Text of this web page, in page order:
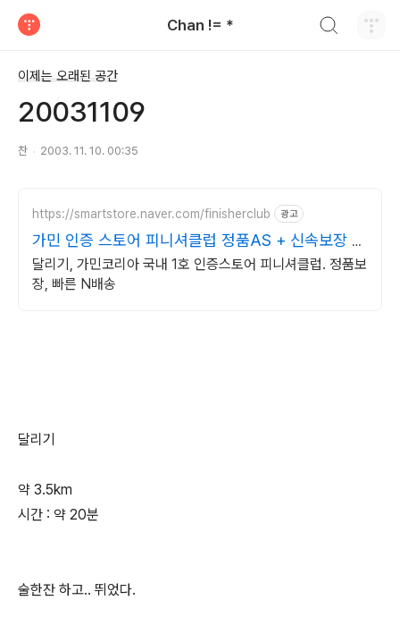
Chan != *
이제는 오래된 공간
20031109
찬 2003. 11. 10. 00:35
https://smartstore.naver.com/finisherclub 광고
가민 인증 스토어 피니셔클럽 정품AS + 신속보장 N
배송
달리기, 가민코리아 국내 1호 인증스토어 피니셔클럽. 정품보
장, 빠른 N배송
달리기
약 3.5km
시간 : 약 20분
술한잔 하고.. 뛰었다.